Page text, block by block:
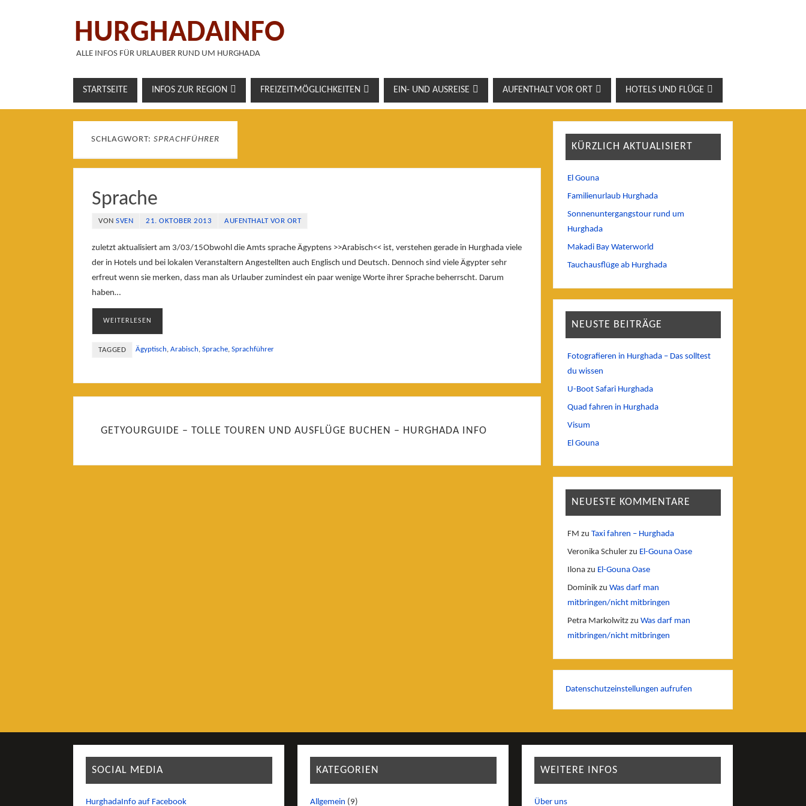
HURGHADAINFO
ALLE INFOS FÜR URLAUBER RUND UM HURGHADA
STARTSEITE INFOS ZUR REGION FREIZEITMÖGLICHKEITEN EIN- UND AUSREISE AUFENTHALT VOR ORT HOTELS UND FLÜGE
SCHLAGWORT: SPRACHFÜHRER
Sprache
VON SVEN 21. OKTOBER 2013 AUFENTHALT VOR ORT
zuletzt aktualisiert am 3/03/15Obwohl die Amts sprache Ägyptens >>Arabisch<< ist, verstehen gerade in Hurghada viele
der in Hotels und bei lokalen Veranstaltern Angestellten auch Englisch und Deutsch. Dennoch sind viele Ägypter sehr
erfreut wenn sie merken, dass man als Urlauber zumindest ein paar wenige Worte ihrer Sprache beherrscht. Darum
haben…
WEITERLESEN
TAGGED Ägyptisch, Arabisch, Sprache, Sprachführer
GETYOURGUIDE – TOLLE TOUREN UND AUSFLÜGE BUCHEN – HURGHADA INFO
KÜRZLICH AKTUALISIERT
El Gouna
Familienurlaub Hurghada
Sonnenuntergangstour rund um
Hurghada
Makadi Bay Waterworld
Tauchausflüge ab Hurghada
NEUSTE BEITRÄGE
Fotografieren in Hurghada – Das solltest
du wissen
U-Boot Safari Hurghada
Quad fahren in Hurghada
Visum
El Gouna
NEUESTE KOMMENTARE
FM zu Taxi fahren – Hurghada
Veronika Schulerzu El-Gouna Oase
Ilonazu El-Gouna Oase
Dominikzu Was darf man
mitbringen/nicht mitbringen
Petra Markolwitzzu Was darf man
mitbringen/nicht mitbringen
Datenschutzeinstellungen aufrufen
SOCIAL MEDIA
HurghadaInfo auf Facebook
KATEGORIEN
Allgemein (9)
WEITERE INFOS
Über uns